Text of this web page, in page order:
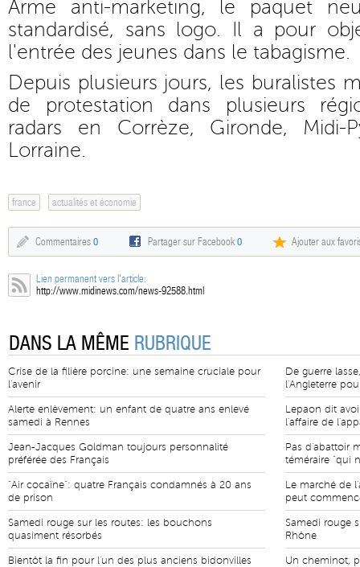
Arme anti-marketing, le paquet
standardisé, sans logo. Il a pour
l'entrée des jeunes dans le tabagisme.
Depuis plusieurs jours, les buralistes
de protestation dans plusieurs
radars en Corrèze, Gironde, Midi-
Lorraine.
france actualités et économie
Commentaires 0 Partager sur Facebook0 Ajouter aux
Lien permanent vers l'article:
http://www.midinews.com/news-92588.html
DANS LA MÊME RUBRIQUE
Crise de la filière porcine: une semaine cruciale pour
l'avenir
Alerte enlèvement: un enfant de quatre ans enlevé
samedi à Rennes
Jean-Jacques Goldman toujours personnalité
préférée des Français
"Air cocaïne": quatre Français condamnés à 20 ans
de prison
Samedi rouge sur les routes: les bouchons
quasiment résorbés
Bientôt la fin pour l'un des plus anciens bidonvilles
De guerre
l'Angleterre
Lepaon dit
l'affaire de
Pas d'abattoir
téméraire "qui
Le marché de
peut
Samedi rouge
Rhône
Un cheminot,